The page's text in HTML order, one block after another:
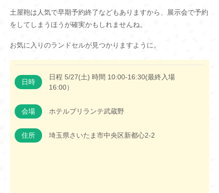
土屋鞄は人気で早期予約終了などもありますから、展示会で予約
をしてしまうほうが確実かもしれませんね。
お気に入りのランドセルが見つかりますように。
日時
日程 5/27(土) 時間 10:00-16:30(最終入場
16:00）
会場 ホテルブリランテ武蔵野
住所 埼玉県さいたま市中央区新都心2-2